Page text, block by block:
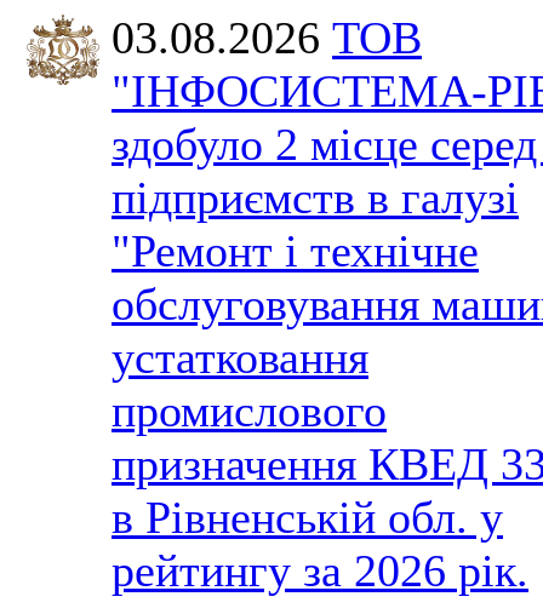
03.08.2026 ТОВ
"ІНФОСИСТЕМА-
здобуло 2 місце
підприємств в галузі
"Ремонт і технічне
обслуговування
устатковання
промислового
призначення КВЕД
в Рівненській обл. у
рейтингу за 2026 рік.